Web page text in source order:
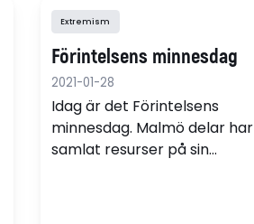
Extremism
Förintelsens minnesdag
2021-01-28
Idag är det Förintelsens
minnesdag. Malmö delar har
samlat resurser på sin